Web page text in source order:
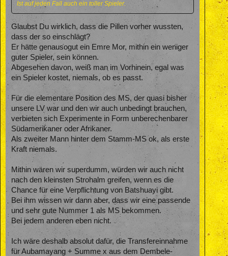
Ist auf jeden Fall auch ein toller Spieler.
Glaubst Du wirklich, dass die Pillen vorher wussten,
dass der so einschlägt?
Er hätte genausogut ein Emre Mor, mithin ein weniger
guter Spieler, sein können.
Abgesehen davon, weiß man im Vorhinein, egal was
ein Spieler kostet, niemals, ob es passt.
Für die elementare Position des MS, der quasi bisher
unsere LV war und den wir auch unbedingt brauchen,
verbieten sich Experimente in Form unberechenbarer
Südamerikaner oder Afrikaner.
Als zweiter Mann hinter dem Stamm-MS ok, als erste
Kraft niemals.
Mithin wären wir superdumm, würden wir auch nicht
nach den kleinsten Strohalm greifen, wenn es die
Chance für eine Verpflichtung von Batshuayi gibt.
Bei ihm wissen wir dann aber, dass wir eine passende
und sehr gute Nummer 1 als MS bekommen.
Bei jedem anderen eben nicht.
Ich wäre deshalb absolut dafür, die Transfereinnahme
für Aubamayang + Summe x aus dem Dembele-